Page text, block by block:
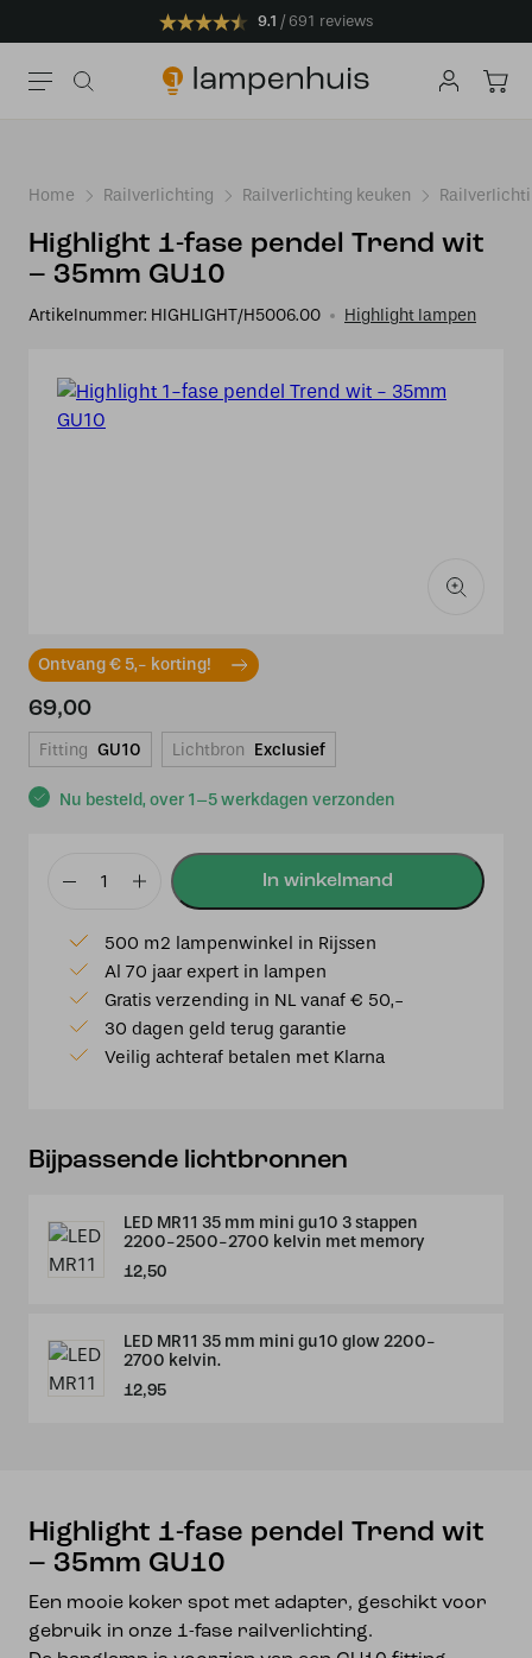
9.1 691 reviews
Home Railverlichting Railverlichting keuken
Highlight 1-fase pendel Trend wit
– 35mm GU10
Artikelnummer: HIGHLIGHT/H5006.00 Highlight lampen
Ontvang € 5,- korting!
Nu besteld, over 1–5 werkdagen verzonden
69,00
Fitting GU10 Lichtbron Exclusief
Highlight
fase
pendel
Trend
wit
aantal
500 m2 lampenwinkel in Rijssen
Al 70 jaar expert in lampen
Gratis verzending in NL vanaf € 50,-
30 dagen geld terug garantie
Veilig achteraf betalen met Klarna
Bijpassende lichtbronnen
LED MR11 35 mm mini gu10 3 stappen
2200-2500-2700 kelvin met memory
12,50
LED MR11 35 mm mini gu10 glow 2200-
2700 kelvin.
12,95
Highlight 1-fase pendel Trend wit
– 35mm GU10
Een mooie koker spot met adapter, geschikt voor
gebruik in onze 1-fase railverlichting.